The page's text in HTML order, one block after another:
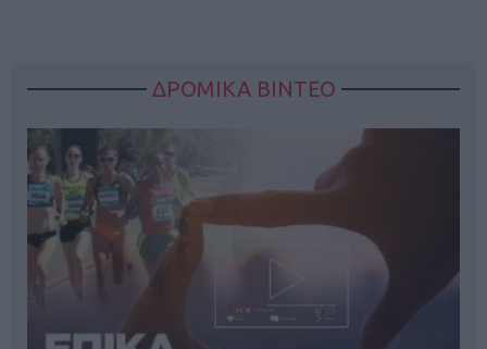
ΔΡΟΜΙΚΑ ΒΙΝΤΕΟ